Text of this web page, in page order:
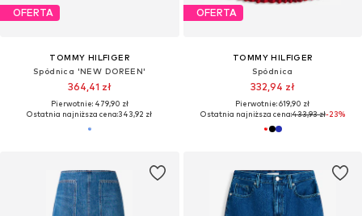
OFERTA
TOMMY HILFIGER
Spódnica 'NEW DOREEN'
364,41 zł
Pierwotnie: 479,90 zł
Ostatnia najniższa cena:343,92 zł
OFERTA
TOMMY HILFIGER
Spódnica
332,94 zł
Pierwotnie: 619,90 zł
Ostatnia najniższa cena:433,93 zł-23%